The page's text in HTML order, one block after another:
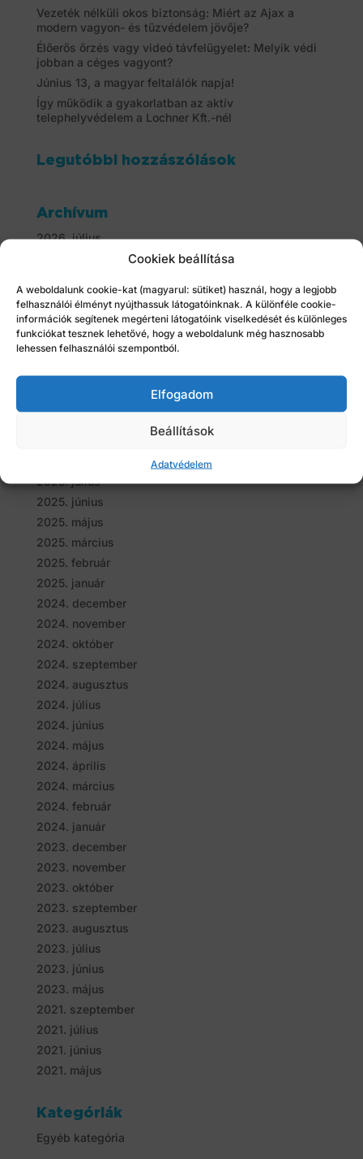
Cookiek beállítása
A weboldalunk cookie-kat (magyarul: sütiket) használ, hogy a legjobb
felhasználói élményt nyújthassuk látogatóinknak. A különféle cookie-
információk segítenek megérteni látogatóink viselkedését és különleges
funkciókat tesznek lehetővé, hogy a weboldalunk még hasznosabb
lehessen felhasználói szempontból.
Elfogadom
Beállítások
Adatvédelem
Vezeték nélküli okos biztonság: Miért az Ajax a
modern vagyon- és tűzvédelem jövője?
Élőerős őrzés vagy videó távfelügyelet: Melyik védi
jobban a céges vagyont?
Június 13, a magyar feltalálók napja!
Így működik a gyakorlatban az aktív
telephelyvédelem a Lochner Kft.-nél
Legutóbbi hozzászólások
Archívum
2026. július
2026. április
2026. március
2026. február
2025. december
2025. július
2025. június
2025. május
2025. március
2025. február
2025. január
2024. december
2024. november
2024. október
2024. szeptember
2024. augusztus
2024. július
2024. június
2024. május
2024. április
2024. március
2024. február
2024. január
2023. december
2023. november
2023. október
2023. szeptember
2023. augusztus
2023. július
2023. június
2023. május
2021. szeptember
2021. július
2021. június
2021. május
Kategóriák
Egyéb kategória